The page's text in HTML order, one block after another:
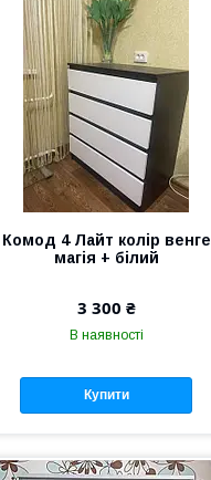
Комод 4 Лайт колір венге
магія + білий
3 300 ₴
В наявності
Купити